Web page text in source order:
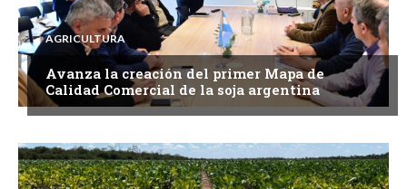
AGRICULTURA
Avanza la creación del primer Mapa de
Calidad Comercial de la soja argentina